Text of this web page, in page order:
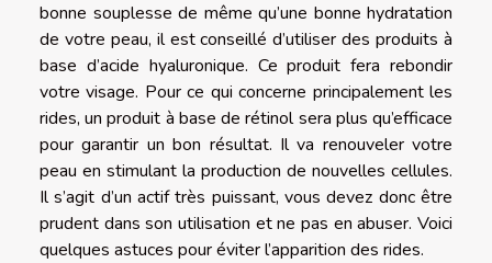
bonne souplesse de même qu’une bonne hydratation
de votre peau, il est conseillé d’utiliser des produits à
base d’acide hyaluronique. Ce produit fera rebondir
votre visage. Pour ce qui concerne principalement les
rides, un produit à base de rétinol sera plus qu’efficace
pour garantir un bon résultat. Il va renouveler votre
peau en stimulant la production de nouvelles cellules.
Il s’agit d’un actif très puissant, vous devez donc être
prudent dans son utilisation et ne pas en abuser. Voici
quelques astuces pour éviter l’apparition des rides.